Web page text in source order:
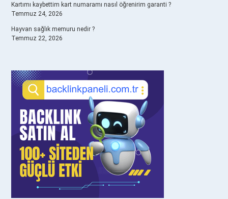
Kartımı kaybettim kart numaramı nasıl öğrenirim garanti ?
Temmuz 24, 2026
Hayvan sağlık memuru nedir ?
Temmuz 22, 2026